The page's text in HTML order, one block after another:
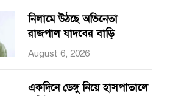
নিলামে উঠছে অভিনেতা
রাজপাল যাদবের বাড়ি
August 6, 2026
একদিনে ডেঙ্গু নিয়ে হাসপাতালে